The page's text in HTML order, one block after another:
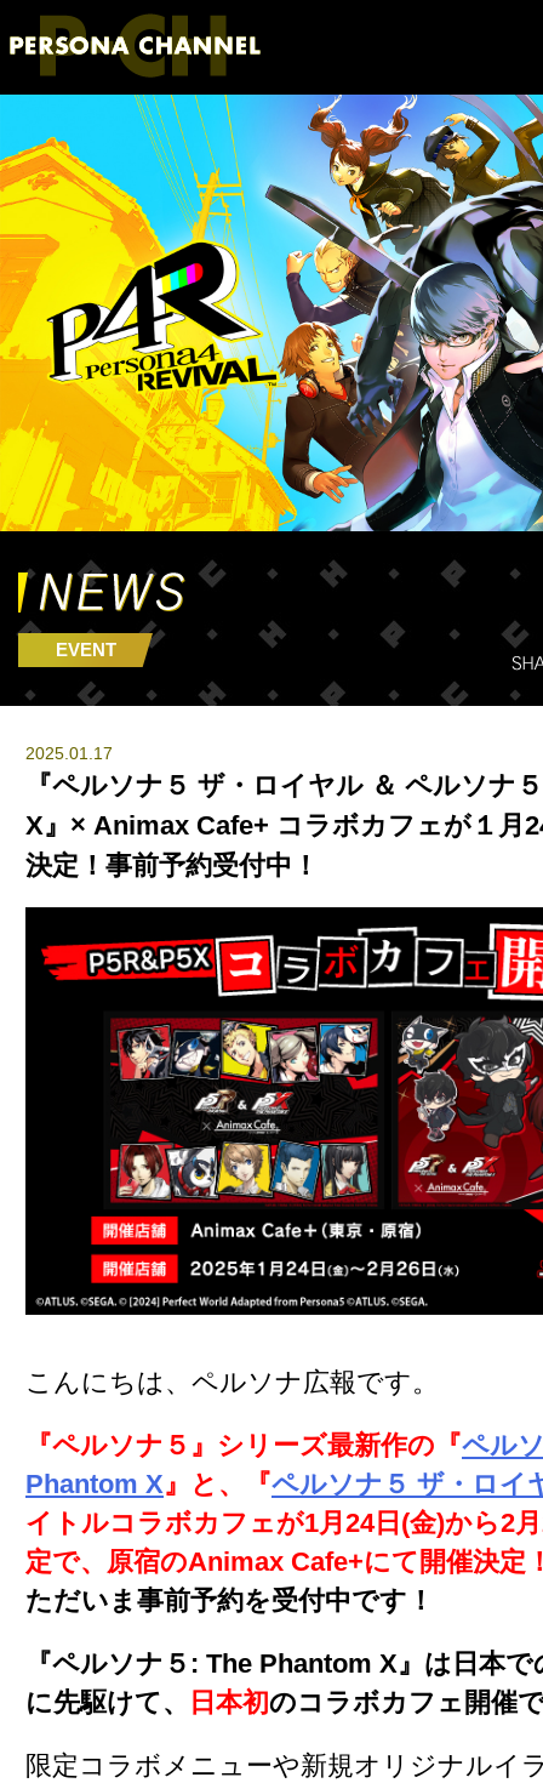
EVENT
2025.01.17
『ペルソナ５ ザ・ロイヤル ＆ ペルソナ
X』× Animax Cafe+ コラボカフェが１月
決定！事前予約受付中！
こんにちは、ペルソナ広報です。
『ペルソナ５』シリーズ最新作の『ペル
Phantom X』と、『ペルソナ５ ザ・ロイ
イトルコラボカフェが1月24日(金)から2
定で、原宿のAnimax Cafe+にて開催決定
ただいま事前予約を受付中です！
『ペルソナ５: The Phantom X』は日本
に先駆けて、
日本初のコラボカフェ開催
限定コラボメニューや新規オリジナルイ